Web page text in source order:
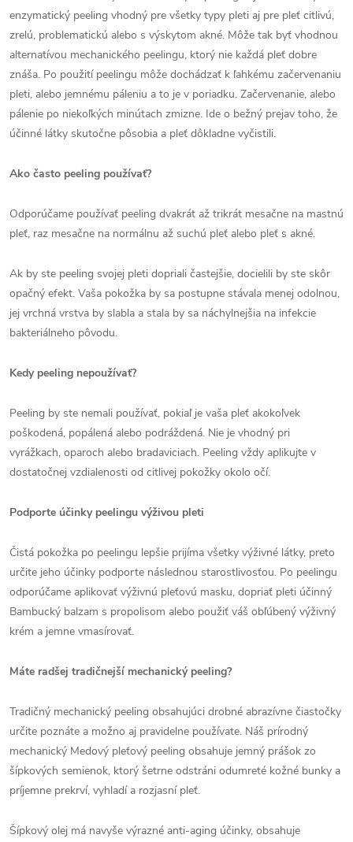
enzymatický peeling vhodný pre všetky typy pleti aj pre pleť citlivú,
zrelú, problematickú alebo s výskytom akné. Môže tak byť vhodnou
alternatívou mechanického peelingu, ktorý nie každá pleť dobre
znáša. Po použití peelingu môže dochádzať k ľahkému začervenaniu
pleti, alebo jemnému páleniu a to je v poriadku. Začervenanie, alebo
pálenie po niekoľkých minútach zmizne. Ide o bežný prejav toho, že
účinné látky skutočne pôsobia a pleť dôkladne vyčistili.
Ako často peeling používať?
Odporúčame používať peeling dvakrát až trikrát mesačne na mastnú
pleť, raz mesačne na normálnu až suchú pleť alebo pleť s akné.
Ak by ste peeling svojej pleti dopriali častejšie, docielili by ste skôr
opačný efekt. Vaša pokožka by sa postupne stávala menej odolnou,
jej vrchná vrstva by slabla a stala by sa náchylnejšia na infekcie
bakteriálneho pôvodu.
Kedy peeling nepoužívať?
Peeling by ste nemali používať, pokiaľ je vaša pleť akokoľvek
poškodená, popálená alebo podráždená. Nie je vhodný pri
vyrážkach, oparoch alebo bradaviciach. Peeling vždy aplikujte v
dostatočnej vzdialenosti od citlivej pokožky okolo očí.
Podporte účinky peelingu výživou pleti
Čistá pokožka po peelingu lepšie prijíma všetky výživné látky, preto
určite jeho účinky podporte následnou starostlivosťou. Po peelingu
odporúčame aplikovať výživnú pleťovú masku, dopriať pleti účinný
Bambucký balzam s propolisom alebo použiť váš obľúbený výživný
krém a jemne vmasírovať.
Máte radšej tradičnejší mechanický peeling?
Tradičný mechanický peeling obsahujúci drobné abrazívne čiastočky
určite poznáte a možno aj pravidelne používate. Náš prírodný
mechanický Medový pleťový peeling obsahuje jemný prášok zo
šípkových semienok, ktorý šetrne odstráni odumreté kožné bunky a
príjemne prekrví, vyhladí a rozjasní pleť.
Šípkový olej má navyše výrazné anti-aging účinky, obsahuje